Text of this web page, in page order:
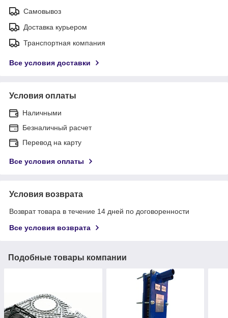
Самовывоз
Доставка курьером
Транспортная компания
Все условия доставки
Условия оплаты
Наличными
Безналичный расчет
Перевод на карту
Все условия оплаты
Условия возврата
Возврат товара в течение 14 дней по договоренности
Все условия возврата
Подобные товары компании